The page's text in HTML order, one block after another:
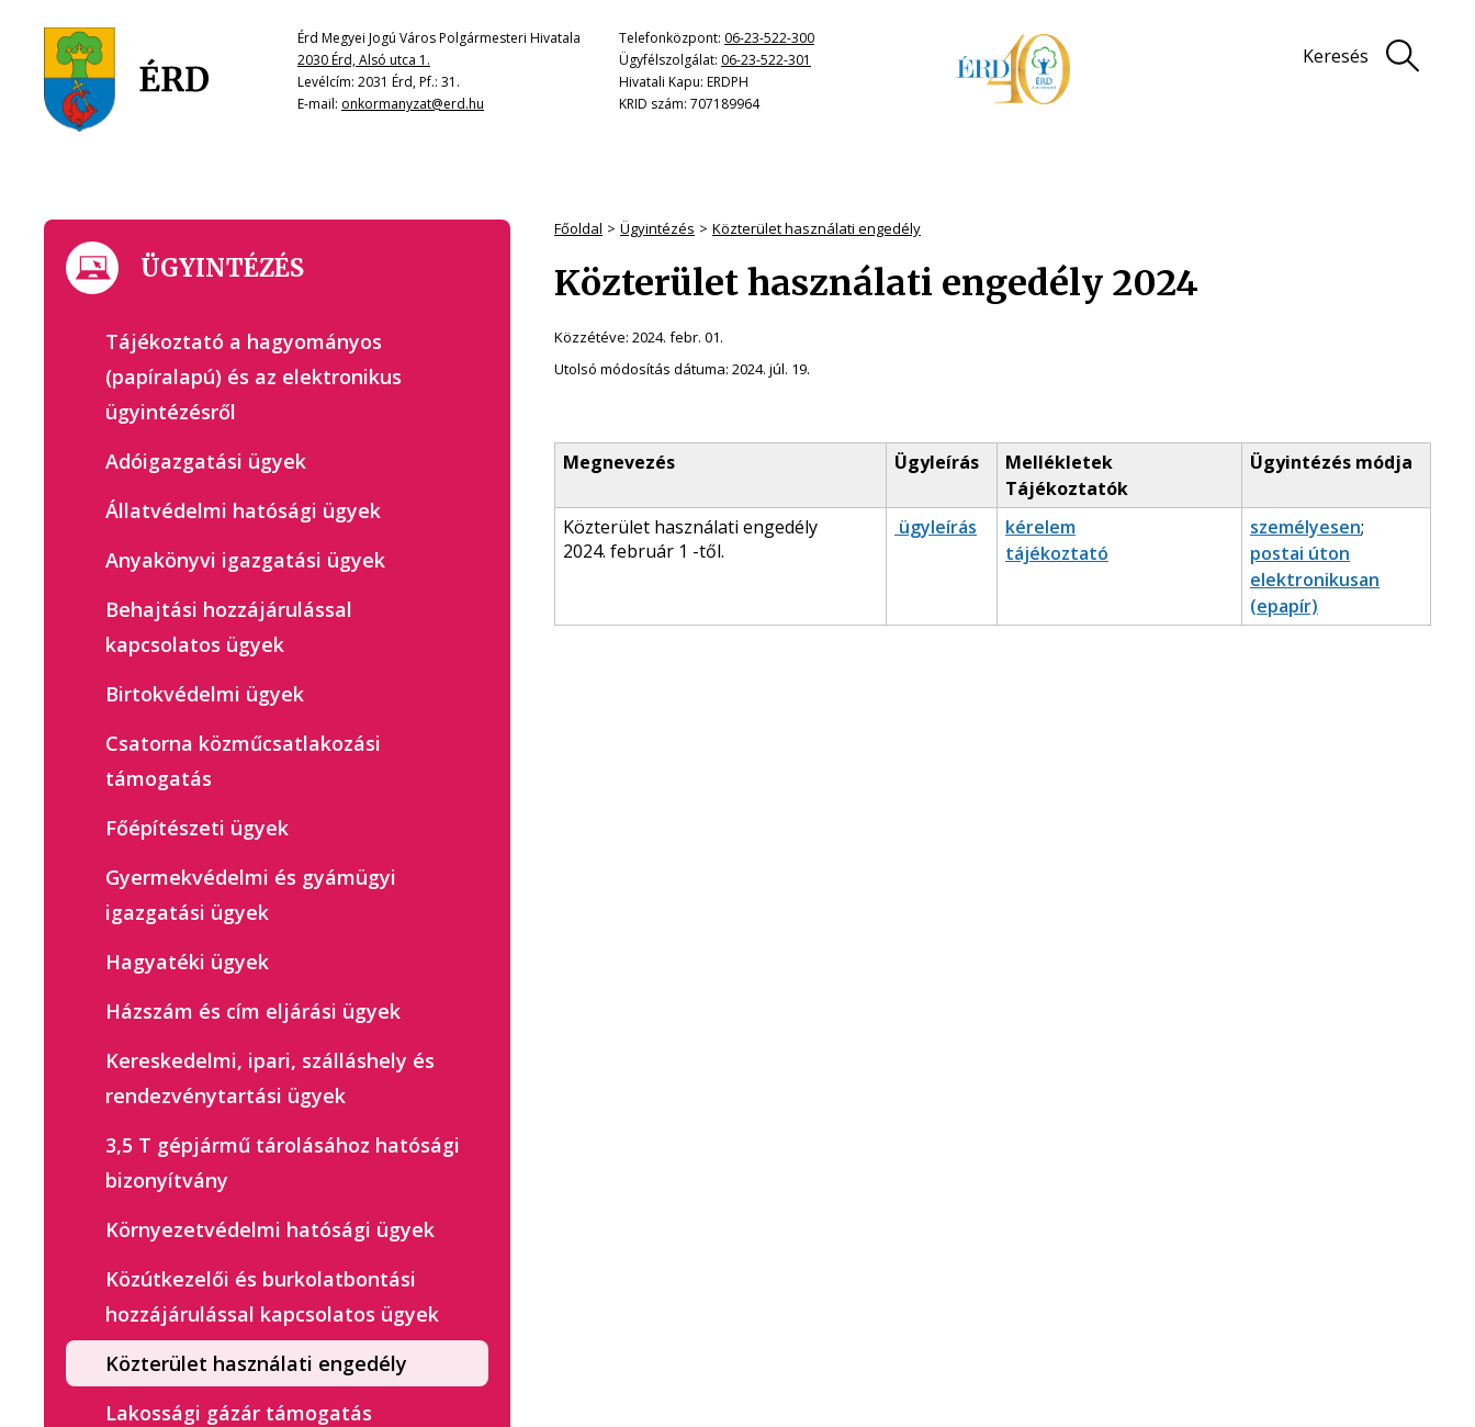
Érd Megyei Jogú Város Polgármesteri Hivatala
2030 Érd, Alsó utca 1.
Levélcím: 2031 Érd, Pf.: 31.
E-mail: onkormanyzat@erd.hu
Telefonközpont: 06-23-522-300
Ügyfélszolgálat: 06-23-522-301
Hivatali Kapu: ERDPH
KRID szám: 707189964
Keresés
Főoldal Ügyintézés Közterület használati engedély
Közterület használati engedély 2024
Közzétéve: 2024. febr. 01.
Utolsó módosítás dátuma: 2024. júl. 19.
Megnevezés Ügyleírás
Mellékletek
Tájékoztatók
Ügyintézés módja
Közterület használati engedély
2024. február 1 -től.
ügyleírás
kérelem
tájékoztató
személyesen;
postai úton
elektronikusan
(epapír)
ÜGYINTÉZÉS
Tájékoztató a hagyományos
(papíralapú) és az elektronikus
ügyintézésről
Adóigazgatási ügyek
Állatvédelmi hatósági ügyek
Anyakönyvi igazgatási ügyek
Behajtási hozzájárulással
kapcsolatos ügyek
Birtokvédelmi ügyek
Csatorna közműcsatlakozási
támogatás
Főépítészeti ügyek
Gyermekvédelmi és gyámügyi
igazgatási ügyek
Hagyatéki ügyek
Házszám és cím eljárási ügyek
Kereskedelmi, ipari, szálláshely és
rendezvénytartási ügyek
3,5 T gépjármű tárolásához hatósági
bizonyítvány
Környezetvédelmi hatósági ügyek
Közútkezelői és burkolatbontási
hozzájárulással kapcsolatos ügyek
Közterület használati engedély
Lakossági gázár támogatás